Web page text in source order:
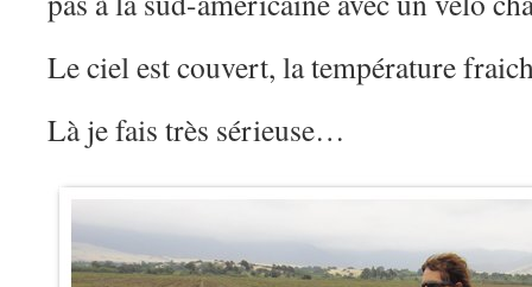
Le ciel est couvert, la température
Là je fais très sérieuse…